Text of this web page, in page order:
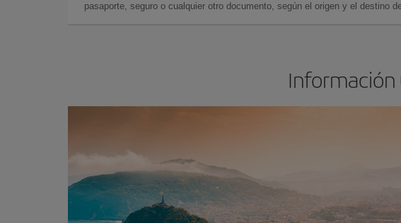
pasaporte, seguro o cualquier otro documento, según el origen y el destino
Información